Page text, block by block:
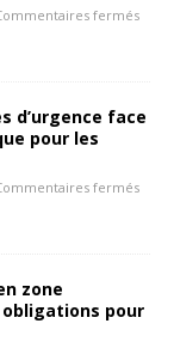
fermés
d’urgence face
pour les
fermés
zone
pour